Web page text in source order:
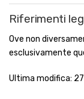
Riferimenti
Ove non
esclusivamente
Ultima modifica: